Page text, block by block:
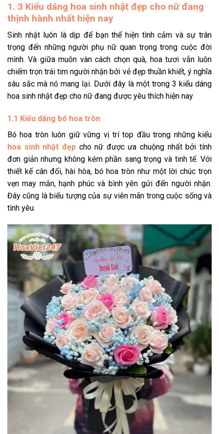
1. 3 Kiểu dáng hoa sinh nhật đẹp cho nữ đang
thịnh hành nhất hiện nay
Sinh nhật luôn là dịp để bạn thể hiện tình cảm và sự trân
trọng đến những người phụ nữ quan trọng trong cuộc đời
mình. Và giữa muôn vàn cách chọn quà, hoa tươi vẫn luôn
chiếm trọn trái tim người nhận bởi vẻ đẹp thuần khiết, ý nghĩa
sâu sắc mà nó mang lại. Dưới đây là một trong 3 kiểu dáng
hoa sinh nhật đẹp cho nữ đang được yêu thích hiện nay
1.1 Kiểu dáng bó hoa tròn
Bó hoa tròn luôn giữ vững vị trí top đầu trong những kiểu
hoa sinh nhật đẹpcho nữ được ưa chuộng nhất bởi tính
đơn giản nhưng không kém phần sang trọng và tinh tế. Với
thiết kế cân đối, hài hòa, bó hoa tròn như một lời chúc trọn
vẹn may mắn, hạnh phúc và bình yên gửi đến người nhận.
Đây cũng là biểu tượng của sự viên mãn trong cuộc sống và
tình yêu.
Tran Tham
0768******Đặt hàng thành công
23phút trước